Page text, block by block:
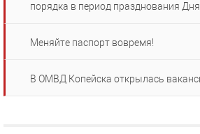
порядка в период празднования
Меняйте паспорт вовремя!
В ОМВД Копейска открылась